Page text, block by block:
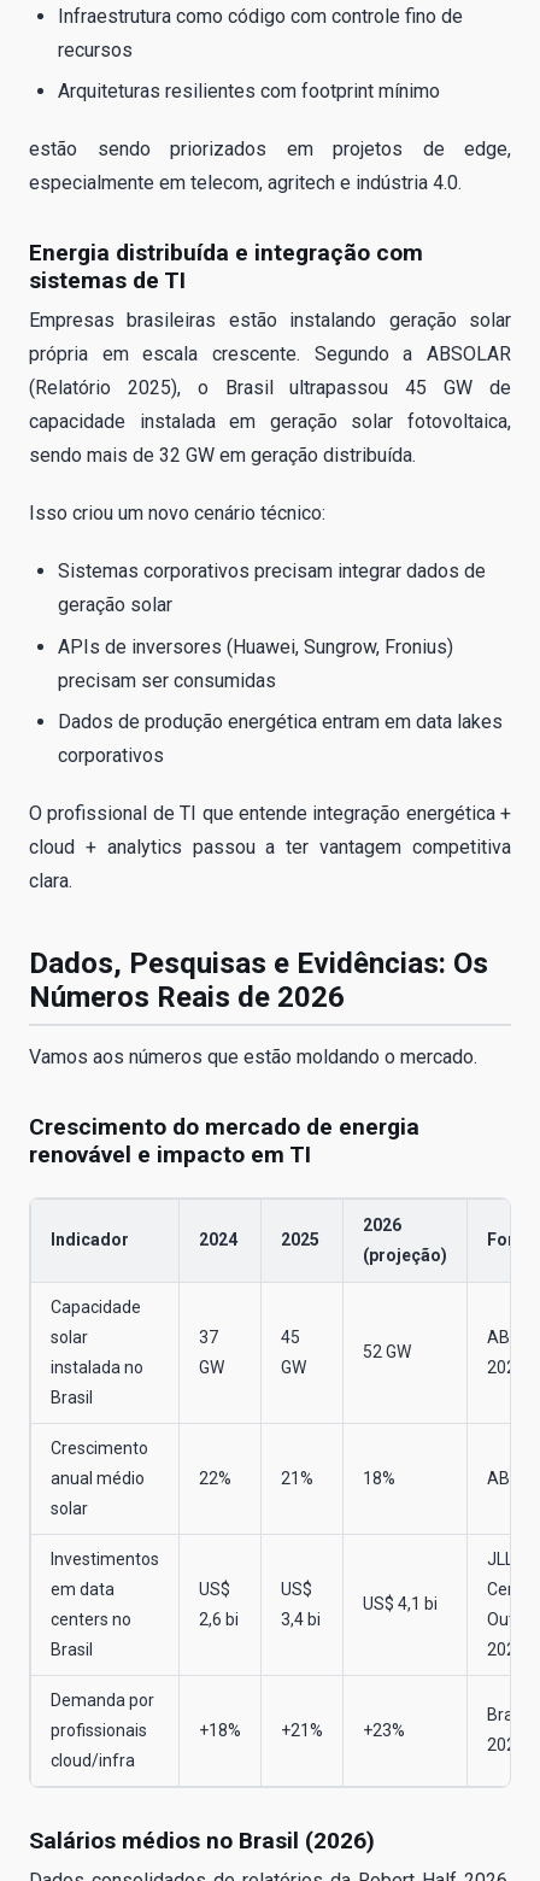
Infraestrutura como código com controle fino de
recursos
Arquiteturas resilientes com footprint mínimo
estão sendo priorizados em projetos de edge,
especialmente em telecom, agritech e indústria 4.0.
Energia distribuída e integração com
sistemas de TI
Empresas brasileiras estão instalando geração solar
própria em escala crescente. Segundo a ABSOLAR
(Relatório 2025), o Brasil ultrapassou 45 GW de
capacidade instalada em geração solar fotovoltaica,
sendo mais de 32 GW em geração distribuída.
Isso criou um novo cenário técnico:
Sistemas corporativos precisam integrar dados de
geração solar
APIs de inversores (Huawei, Sungrow, Fronius)
precisam ser consumidas
Dados de produção energética entram em data lakes
corporativos
O profissional de TI que entende integração energética +
cloud + analytics passou a ter vantagem competitiva
clara.
Dados, Pesquisas e Evidências: Os
Números Reais de 2026
Vamos aos números que estão moldando o mercado.
Crescimento do mercado de energia
renovável e impacto em TI
Indicador 2024 2025
2026
(projeção)
Fonte
Capacidade
solar
instalada no
Brasil
37
GW
45
GW
52 GW
2025
Crescimento
anual médio
solar
22% 21% 18%
Investimentos
em data
centers no
Brasil
US$
2,6 bi
US$
3,4 bi
US$ 4,1 bi
JLL
Center
2025
Demanda por
profissionais
cloud/infra
+18% +21% +23%
2025
Salários médios no Brasil (2026)